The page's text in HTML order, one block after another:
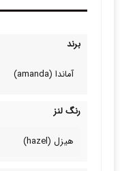
برند
آماندا (amanda)
رنگ لنز
هیزل (hazel)